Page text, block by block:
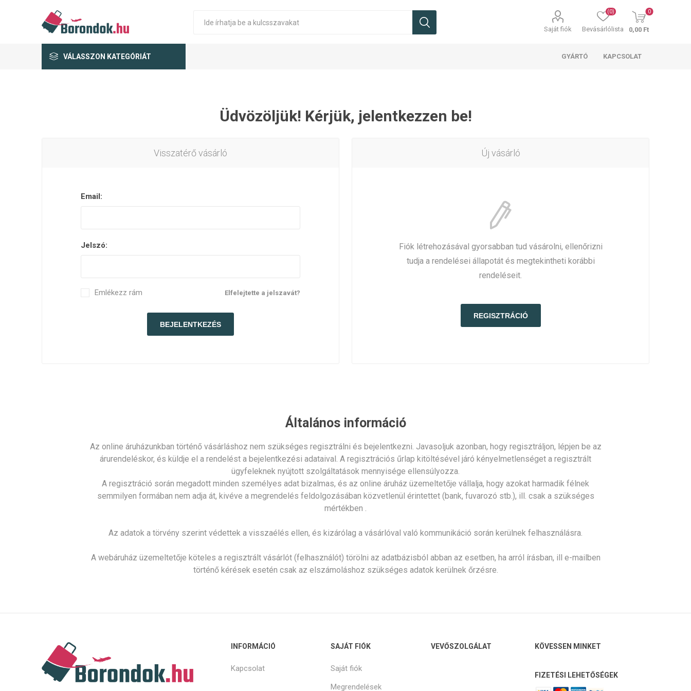
Saját fiók Bevásárlólista
(0) 0
0,00 Ft
VÁLASSZON KATEGÓRIÁT GYÁRTÓ KAPCSOLAT
Üdvözöljük! Kérjük, jelentkezzen be!
Új vásárló
Fiók létrehozásával gyorsabban tud vásárolni, ellenőrizni
tudja a rendelései állapotát és megtekintheti korábbi
rendeléseit.
Visszatérő vásárló
Email:
Jelszó:
Elfelejtette a jelszavát?
Emlékezz rám
Általános információ
Az online áruházunkban történő vásárláshoz nem szükséges regisztrálni és bejelentkezni. Javasoljuk azonban, hogy regisztráljon, lépjen be az
árurendeléskor, és küldje el a rendelést a bejelentkezési adataival. A regisztrációs űrlap kitöltésével járó kényelmetlenséget a regisztrált
ügyfeleknek nyújtott szolgáltatások mennyisége ellensúlyozza.
A regisztráció során megadott minden személyes adat bizalmas, és az online áruház üzemeltetője vállalja, hogy azokat harmadik félnek
semmilyen formában nem adja át, kivéve a megrendelés feldolgozásában közvetlenül érintettet (bank, fuvarozó stb.), ill. csak a szükséges
mértékben .
Az adatok a törvény szerint védettek a visszaélés ellen, és kizárólag a vásárlóval való kommunikáció során kerülnek felhasználásra.
A webáruház üzemeltetője köteles a regisztrált vásárlót (felhasználót) törölni az adatbázisból abban az esetben, ha arról írásban, ill e-mailben
történő kérések esetén csak az elszámoláshoz szükséges adatok kerülnek őrzésre.
INFORMÁCIÓ
Kapcsolat
SAJÁT FIÓK
Saját fiók
Megrendelések
VEVŐSZOLGÁLAT KÖVESSEN MINKET
FIZETÉSI LEHETŐSÉGEK